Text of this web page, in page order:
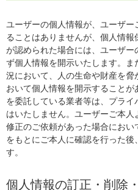
ユーザーの個人情報が、ユーザ
ることはありませんが、個人情
が認められた場合には、ユーザ
ず個人情報を開示いたします。
況において、人の生命や財産を
おいて個人情報を開示すること
を委託している業者等は、プラ
はいたしません。ユーザーご本人
修正のご依頼があった場合にお
をもとにご本人に確認を行った後
す。
個人情報の訂正・削除